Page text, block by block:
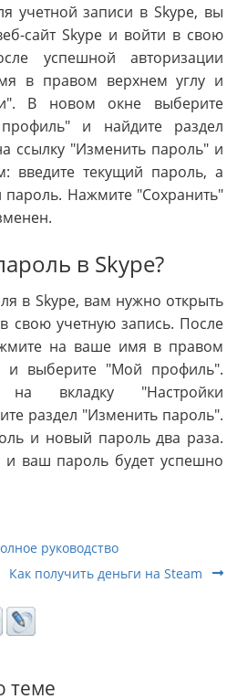
учетной записи в Skype, вы
сайт Skype и войти в свою
успешной авторизации
в правом верхнем углу и
В новом окне выберите
и найдите раздел
ссылку "Изменить пароль" и
введите текущий пароль, а
пароль. Нажмите "Сохранить"
в Skype?
в Skype, вам нужно открыть
свою учетную запись. После
на ваше имя в правом
и выберите "Мой профиль".
вкладку "Настройки
раздел "Изменить пароль".
и новый пароль два раза.
ваш пароль будет успешно
руководство
Как получить деньги на Steam
теме